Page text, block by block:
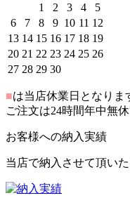
1
2 3 4
5
6
7 8 9 10 11 12
13 14 15 16 17 18 19
20 21 22 23 24 25 26
27 28 29 30
■は当店休業日となりま
ご注文は24時間年中無
お客様への納入実績
当店で納入させて頂い